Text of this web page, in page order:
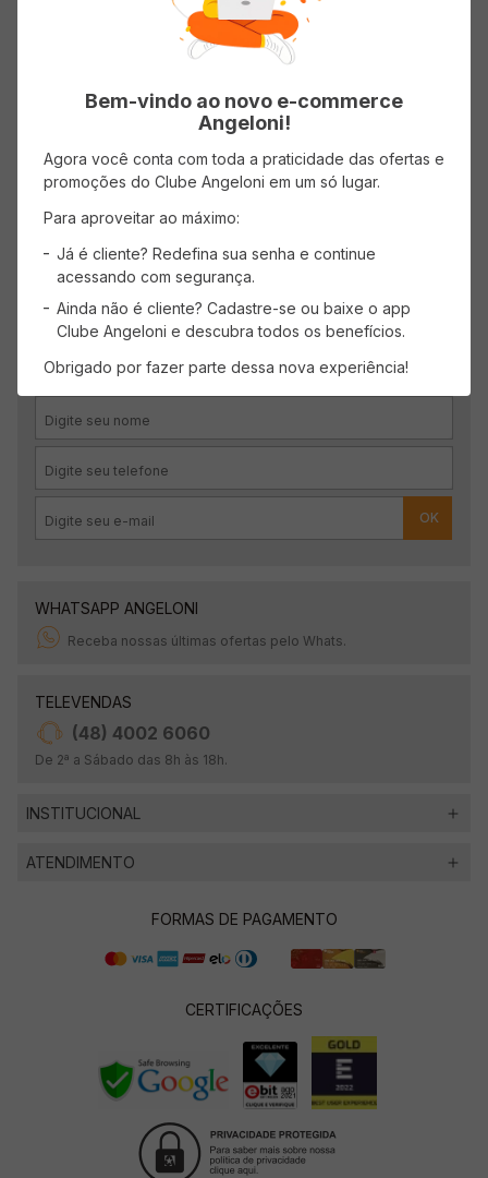
Faça login para escrever uma avaliação.
Todos
CADASTRE-SE
exclusivos.
OK
WHATSAPP ANGELONI
Receba nossas últimas ofertas pelo Whats.
TELEVENDAS
(48) 4002 6060
De 2ª a Sábado das 8h às 18h.
INSTITUCIONAL
ATENDIMENTO
FORMAS DE PAGAMENTO
CERTIFICAÇÕES
Bem-vindo ao novo e-commerce
Angeloni!
Agora você conta com toda a praticidade das ofertas e
promoções do Clube Angeloni em um só lugar.
Para aproveitar ao máximo:
Já é cliente? Redefina sua senha e continue
acessando com segurança.
Ainda não é cliente? Cadastre-se ou baixe o app
Clube Angeloni e descubra todos os benefícios.
Obrigado por fazer parte dessa nova experiência!